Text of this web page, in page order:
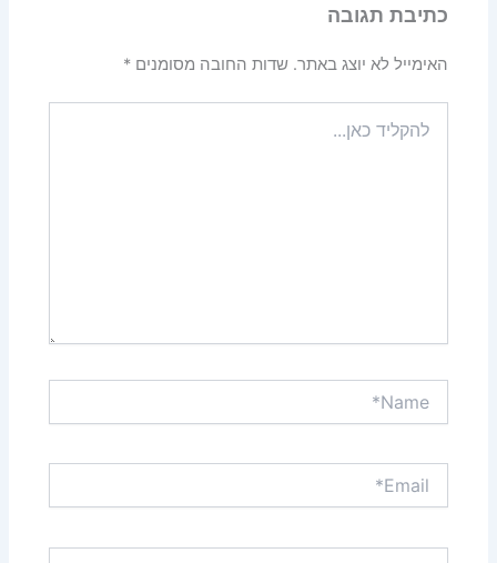
כתיבת תגובה
האימייל לא יוצג באתר. שדות החובה מסומנים*
כאן...